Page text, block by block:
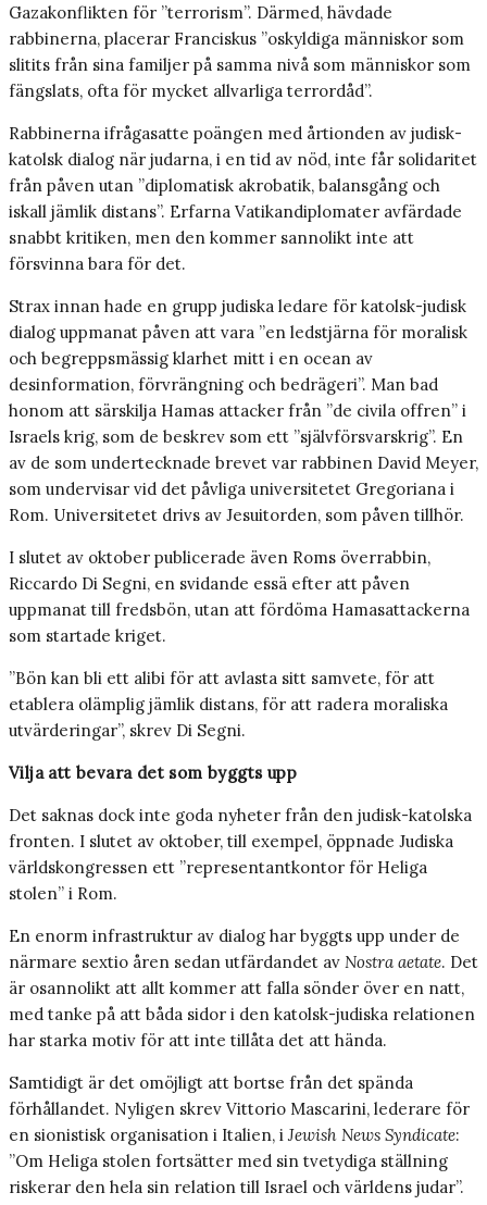
Gazakonflikten för ”terrorism”. Därmed, hävdade
rabbinerna, placerar Franciskus ”oskyldiga människor som
slitits från sina familjer på samma nivå som människor som
fängslats, ofta för mycket allvarliga terrordåd”.
Rabbinerna ifrågasatte poängen med årtionden av judisk-
katolsk dialog när judarna, i en tid av nöd, inte får solidaritet
från påven utan ”diplomatisk akrobatik, balansgång och
iskall jämlik distans”. Erfarna Vatikandiplomater avfärdade
snabbt kritiken, men den kommer sannolikt inte att
försvinna bara för det.
Strax innan hade en grupp judiska ledare för katolsk-judisk
dialog uppmanat påven att vara ”en ledstjärna för moralisk
och begreppsmässig klarhet mitt i en ocean av
desinformation, förvrängning och bedrägeri”. Man bad
honom att särskilja Hamas attacker från ”de civila offren” i
Israels krig, som de beskrev som ett ”självförsvarskrig”. En
av de som undertecknade brevet var rabbinen David Meyer,
som undervisar vid det påvliga universitetet Gregoriana i
Rom. Universitetet drivs av Jesuitorden, som påven tillhör.
I slutet av oktober publicerade även Roms överrabbin,
Riccardo Di Segni, en svidande essä efter att påven
uppmanat till fredsbön, utan att fördöma Hamasattackerna
som startade kriget.
”Bön kan bli ett alibi för att avlasta sitt samvete, för att
etablera olämplig jämlik distans, för att radera moraliska
utvärderingar”, skrev Di Segni.
Vilja att bevara det som byggts upp
Det saknas dock inte goda nyheter från den judisk-katolska
fronten. I slutet av oktober, till exempel, öppnade Judiska
världskongressen ett ”representantkontor för Heliga
stolen” i Rom.
En enorm infrastruktur av dialog har byggts upp under de
närmare sextio åren sedan utfärdandet av Nostra aetate. Det
är osannolikt att allt kommer att falla sönder över en natt,
med tanke på att båda sidor i den katolsk-judiska relationen
har starka motiv för att inte tillåta det att hända.
Samtidigt är det omöjligt att bortse från det spända
förhållandet. Nyligen skrev Vittorio Mascarini, lederare för
en sionistisk organisation i Italien, i Jewish News Syndicate:
”Om Heliga stolen fortsätter med sin tvetydiga ställning
riskerar den hela sin relation till Israel och världens judar”.